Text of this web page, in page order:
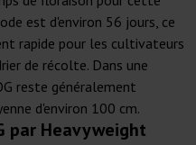
est d'environ 56 jours, ce
rapide pour les cultivateurs
de récolte. Dans une
reste généralement
d'environ 100 cm.
par Heavyweight